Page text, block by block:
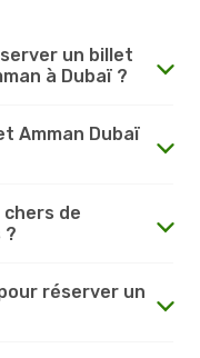
un billet
à Dubaï ?
Amman Dubaï
de
?
réserver un